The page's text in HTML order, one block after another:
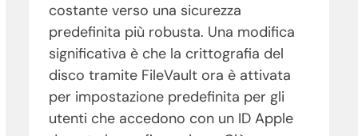
costante verso una sicurezza
predefinita più robusta. Una modifica
significativa è che la crittografia del
disco tramite FileVault ora è attivata
per impostazione predefinita per gli
utenti che accedono con un ID Apple